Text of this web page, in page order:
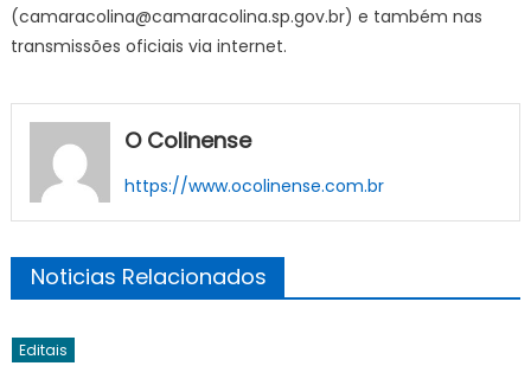
(camaracolina@camaracolina.sp.gov.br) e também nas
transmissões oficiais via internet.
O Colinense
https://www.ocolinense.com.br
Noticias Relacionados
Editais